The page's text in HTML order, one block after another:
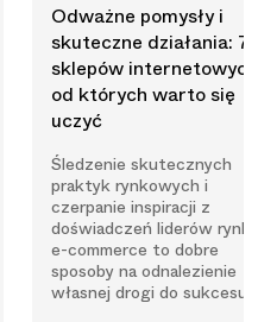
Odważne pomysły i
skuteczne działania: 7
sklepów
od których warto się
uczyć
Śledzenie skutecznych
praktyk rynkowych i
czerpanie inspiracji z
doświadczeń liderów
e-commerce to dobre
sposoby na odnalezienie
własnej drogi do sukcesu.